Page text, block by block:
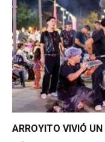
ARROYITO VIVIÓ